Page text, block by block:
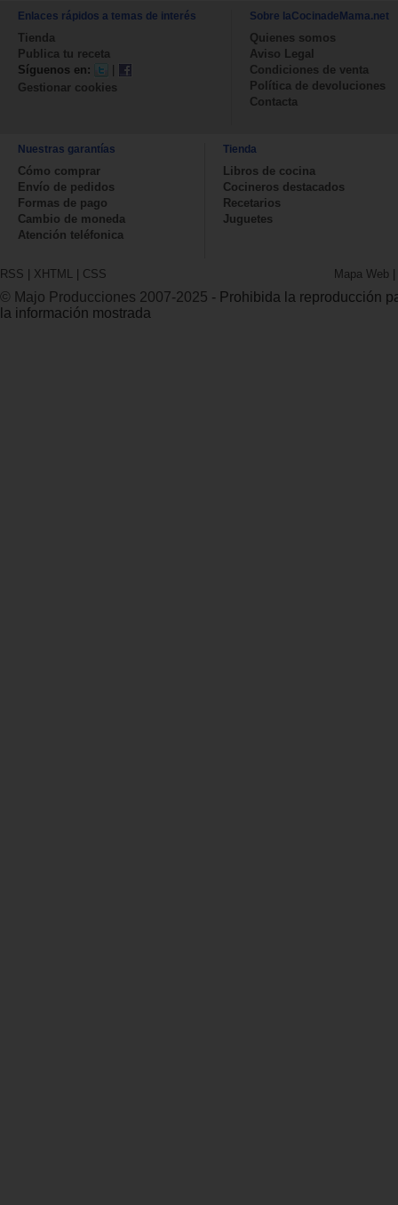
Enlaces rápidos a temas de interés
Tienda
Publica tu receta
Síguenos en:
Gestionar cookies
Sobre laCocinadeMama.net
Quienes somos
Aviso Legal
Condiciones de venta
Política de devoluciones
Contacta
Nuestras garantías
Cómo comprar
Envío de pedidos
Formas de pago
Cambio de moneda
Atención teléfonica
Tienda
Libros de cocina
Cocineros destacados
Recetarios
Juguetes
RSS XHTML CSS Mapa Web
© Majo Producciones 2007-2025 - Prohibida la reproducción
la información mostrada